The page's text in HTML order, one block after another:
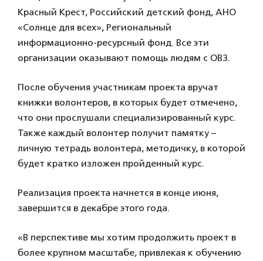
Красный Крест, Российский детский фонд, АНО
«Солнце для всех», Региональный
информационно-ресурсный фонд. Все эти
организации оказывают помощь людям с ОВЗ.
После обучения участникам проекта вручат
книжки волонтеров, в которых будет отмечено,
что они прослушали специализированный курс.
Также каждый волонтер получит памятку –
личную тетрадь волонтера, методичку, в которой
будет кратко изложен пройденный курс.
Реализация проекта начнется в конце июня,
завершится в декабре этого года.
«В перспективе мы хотим продолжить проект в
более крупном масштабе, привлекая к обучению